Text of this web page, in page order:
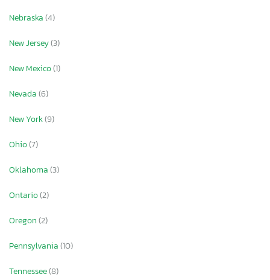
Nebraska(4)
New Jersey(3)
New Mexico(1)
Nevada(6)
New York(9)
Ohio(7)
Oklahoma(3)
Ontario(2)
Oregon(2)
Pennsylvania(10)
Tennessee(8)